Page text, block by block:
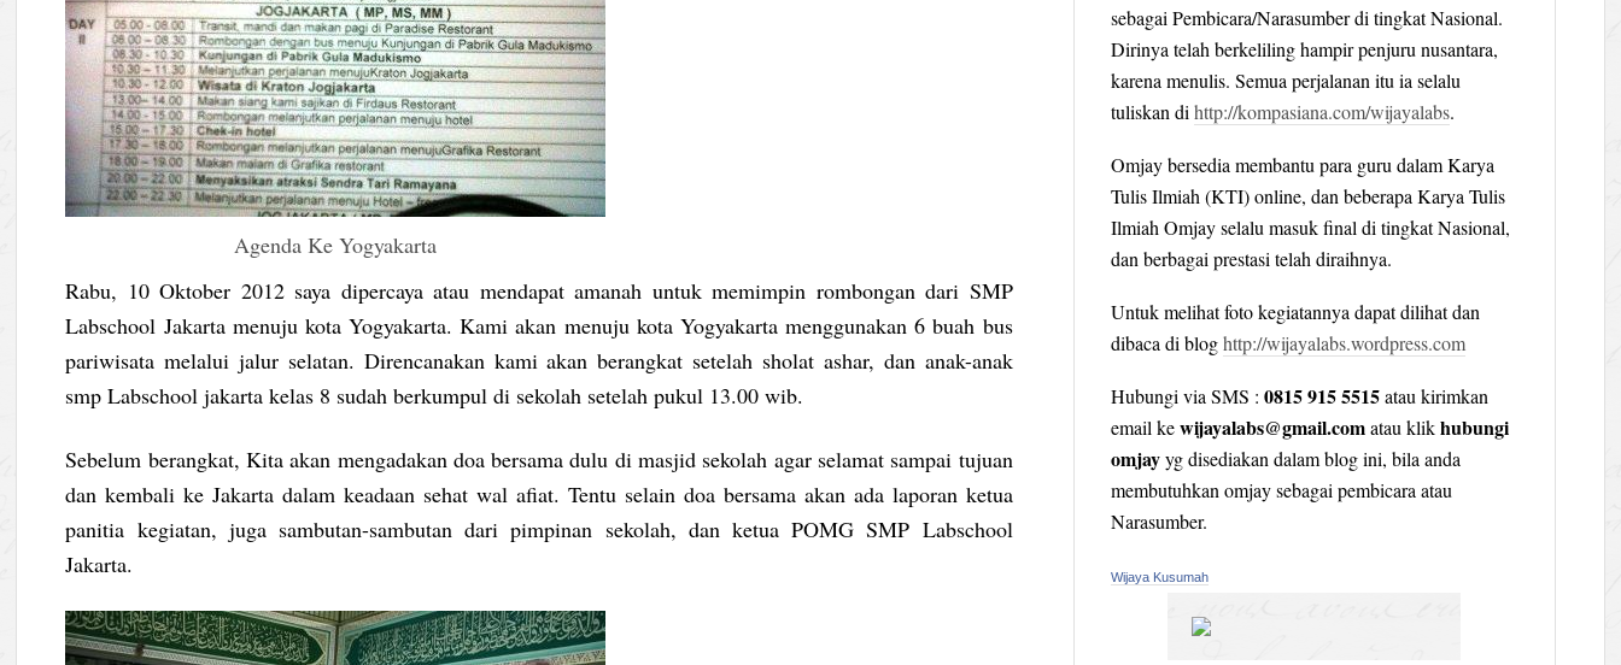
Agenda Ke Yogyakarta
Rabu, 10 Oktober 2012 saya dipercaya atau mendapat amanah untuk memimpin rombongan dari SMP
Labschool Jakarta menuju kota Yogyakarta. Kami akan menuju kota Yogyakarta menggunakan 6 buah bus
pariwisata melalui jalur selatan. Direncanakan kami akan berangkat setelah sholat ashar, dan anak-anak
smp Labschool jakarta kelas 8 sudah berkumpul di sekolah setelah pukul 13.00 wib.
Sebelum berangkat, Kita akan mengadakan doa bersama dulu di masjid sekolah agar selamat sampai tujuan
dan kembali ke Jakarta dalam keadaan sehat wal afiat. Tentu selain doa bersama akan ada laporan ketua
panitia kegiatan, juga sambutan-sambutan dari pimpinan sekolah, dan ketua POMG SMP Labschool
Jakarta.
sebagai Pembicara/Narasumber di tingkat Nasional.
Dirinya telah berkeliling hampir penjuru nusantara,
karena menulis. Semua perjalanan itu ia selalu
tuliskan di http://kompasiana.com/wijayalabs.
Omjay bersedia membantu para guru dalam Karya
Tulis Ilmiah (KTI) online, dan beberapa Karya Tulis
Ilmiah Omjay selalu masuk final di tingkat Nasional,
dan berbagai prestasi telah diraihnya.
Untuk melihat foto kegiatannya dapat dilihat dan
dibaca di bloghttp://wijayalabs.wordpress.com
Hubungi via SMS : 0815 915 5515atau kirimkan
email kewijayalabs@gmail.comatau klikhubungi
omjayyg disediakan dalam blog ini, bila anda
membutuhkan omjay sebagai pembicara atau
Narasumber.
Wijaya Kusumah